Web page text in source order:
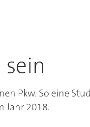
Pkw. So eine
Jahr 2018.